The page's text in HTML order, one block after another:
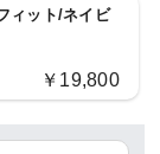
ィット/ネイビ
￥19,800